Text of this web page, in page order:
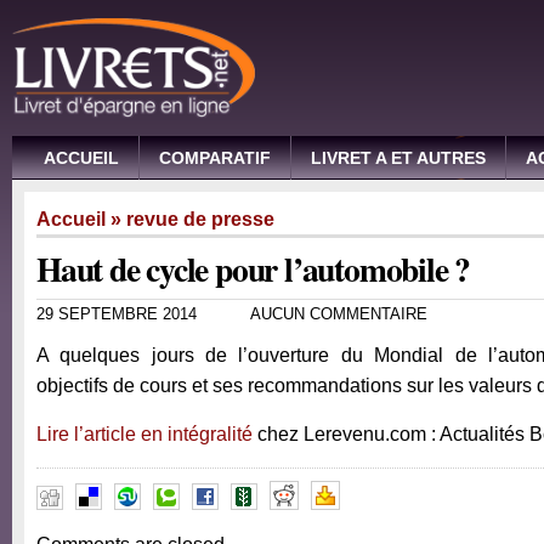
ACCUEIL COMPARATIF LIVRET A ET AUTRES
Accueil » revue de presse
Haut de cycle pour l’automobile ?
29 SEPTEMBRE 2014 AUCUN COMMENTAIRE
A quelques jours de l’ouverture du Mondial de
objectifs de cours et ses recommandations sur les valeurs
Lire l’article en intégralité chez Lerevenu.com : Actualités